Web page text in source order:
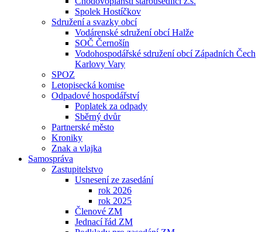
Spolek Hostíčkov
Sdružení a svazky obcí
Vodárenské sdružení obcí Halže
SOČ Černošín
Vodohospodářské sdružení obcí Západních Čech
Karlovy Vary
SPOZ
Letopisecká komise
Odpadové hospodářství
Poplatek za odpady
Sběrný dvůr
Partnerské město
Kroniky
Znak a vlajka
Samospráva
Zastupitelstvo
Usnesení ze zasedání
rok 2026
rok 2025
Členové ZM
Jednací řád ZM